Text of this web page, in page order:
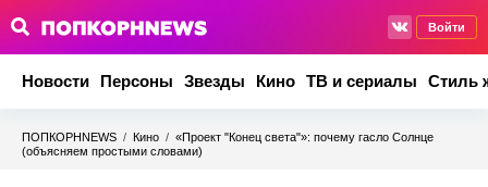
Войти
Новости Персоны Звезды Кино ТВ и сериалы Стиль
ПОПКОРНNEWS / Кино / «Проект "Конец света"»: почему гасло Солнце
(объясняем простыми словами)